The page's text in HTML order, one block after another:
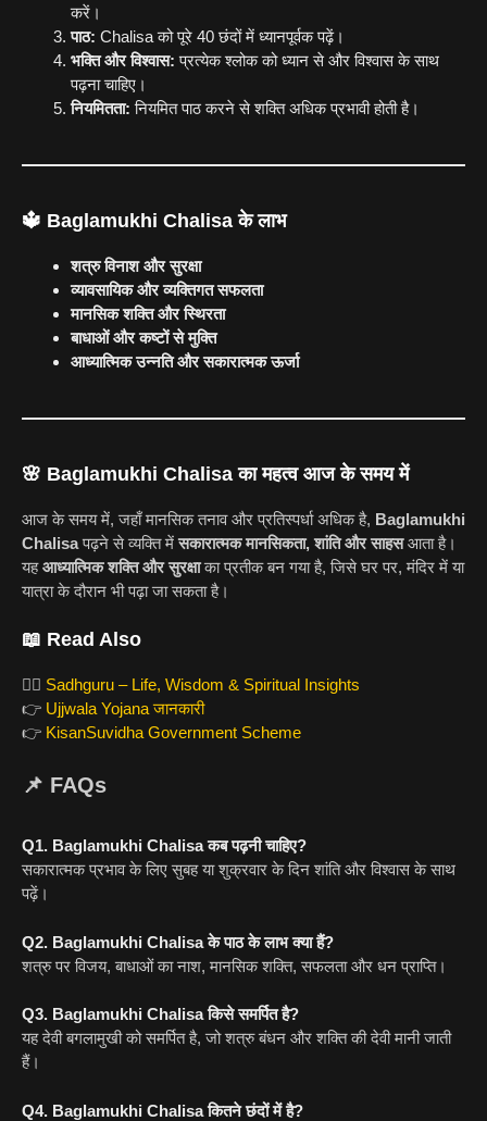
करें।
पाठ: Chalisa को पूरे 40 छंदों में ध्यानपूर्वक पढ़ें।
भक्ति और विश्वास: प्रत्येक श्लोक को ध्यान से और विश्वास के साथ
पढ़ना चाहिए।
नियमितता: नियमित पाठ करने से शक्ति अधिक प्रभावी होती है।
🔱 Baglamukhi Chalisa के लाभ
शत्रु विनाश और सुरक्षा
व्यावसायिक और व्यक्तिगत सफलता
मानसिक शक्ति और स्थिरता
बाधाओं और कष्टों से मुक्ति
आध्यात्मिक उन्नति और सकारात्मक ऊर्जा
🌸 Baglamukhi Chalisa का महत्व आज के समय में
आज के समय में, जहाँ मानसिक तनाव और प्रतिस्पर्धा अधिक है, Baglamukhi
Chalisaपढ़ने से व्यक्ति मेंसकारात्मक मानसिकता, शांति और साहसआता है।
यहआध्यात्मिक शक्ति और सुरक्षाका प्रतीक बन गया है, जिसे घर पर, मंदिर में या
यात्रा के दौरान भी पढ़ा जा सकता है।
📖 Read Also
🧘‍♂️ Sadhguru – Life, Wisdom & Spiritual Insights
👉 Ujjwala Yojana जानकारी
👉 KisanSuvidha Government Scheme
📌 FAQs
Q1. Baglamukhi Chalisa कब पढ़नी चाहिए?
सकारात्मक प्रभाव के लिए सुबह या शुक्रवार के दिन शांति और विश्वास के साथ
पढ़ें।
Q2. Baglamukhi Chalisa के पाठ के लाभ क्या हैं?
शत्रु पर विजय, बाधाओं का नाश, मानसिक शक्ति, सफलता और धन प्राप्ति।
Q3. Baglamukhi Chalisa किसे समर्पित है?
यह देवी बगलामुखी को समर्पित है, जो शत्रु बंधन और शक्ति की देवी मानी जाती
हैं।
Q4. Baglamukhi Chalisa कितने छंदों में है?